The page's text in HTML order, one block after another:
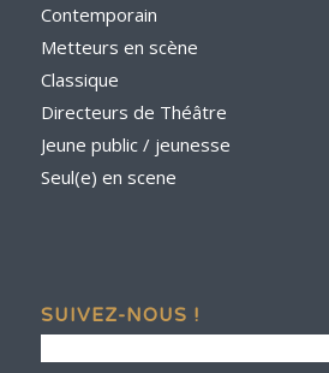
Contemporain
Metteurs en scène
Classique
Directeurs de Théâtre
Jeune public / jeunesse
Seul(e) en scene
SUIVEZ-NOUS !